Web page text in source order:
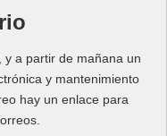
y a partir de mañana un
y mantenimiento
hay un enlace para